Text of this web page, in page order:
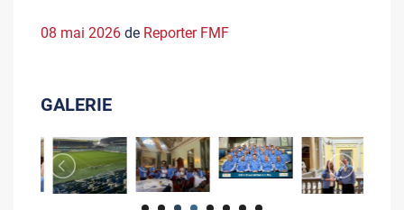
08 mai 2026 de Reporter FMF
GALERIE